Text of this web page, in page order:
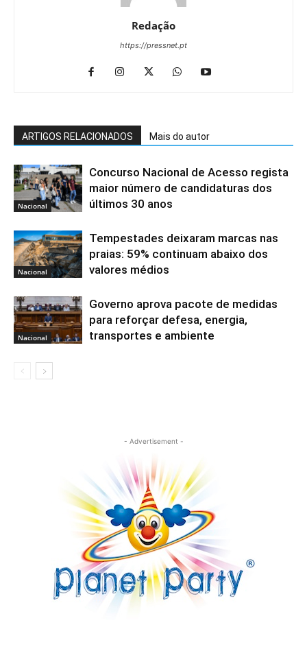
Redação
https://pressnet.pt
ARTIGOS RELACIONADOS Mais do autor
Nacional
Concurso Nacional de Acesso regista
maior número de candidaturas dos
últimos 30 anos
Nacional
Tempestades deixaram marcas nas
praias: 59% continuam abaixo dos
valores médios
Nacional
Governo aprova pacote de medidas
para reforçar defesa, energia,
transportes e ambiente
- Advertisement -